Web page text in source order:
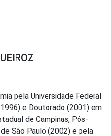
pela Universidade Federal
e Doutorado (2001) em
de Campinas, Pós-
São Paulo (2002) e pela